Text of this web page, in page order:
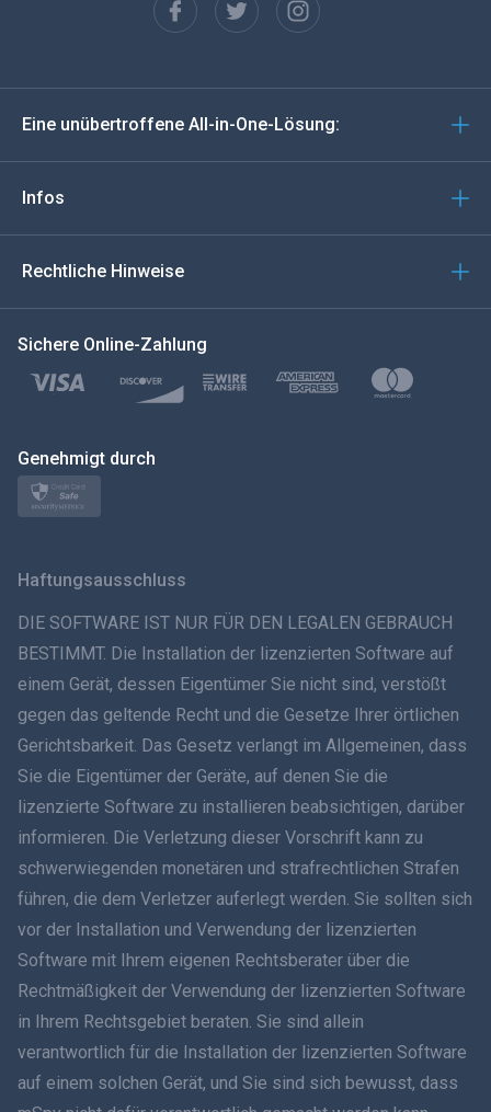
Español
Deutsch
Türkçe
Polski
日本
ภาษาไทย
Dansk
हिंदी
עברית
Română
Ελληνικά
Tiếng Việt
繁體中文
Eine unübertroffene All-in-One-Lösung:
Infos
Rechtliche Hinweise
Sichere Online-Zahlung
Genehmigt durch
Haftungsausschluss
DIE SOFTWARE IST NUR FÜR DEN LEGALEN GEBRAUCH
BESTIMMT. Die Installation der lizenzierten Software auf
einem Gerät, dessen Eigentümer Sie nicht sind, verstößt
gegen das geltende Recht und die Gesetze Ihrer örtlichen
Gerichtsbarkeit. Das Gesetz verlangt im Allgemeinen, dass
Sie die Eigentümer der Geräte, auf denen Sie die
lizenzierte Software zu installieren beabsichtigen, darüber
informieren. Die Verletzung dieser Vorschrift kann zu
schwerwiegenden monetären und strafrechtlichen Strafen
führen, die dem Verletzer auferlegt werden. Sie sollten sich
vor der Installation und Verwendung der lizenzierten
Software mit Ihrem eigenen Rechtsberater über die
Rechtmäßigkeit der Verwendung der lizenzierten Software
in Ihrem Rechtsgebiet beraten. Sie sind allein
verantwortlich für die Installation der lizenzierten Software
auf einem solchen Gerät, und Sie sind sich bewusst, dass